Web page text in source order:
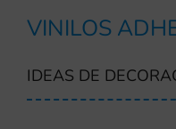
VINILOS
IDEAS DE